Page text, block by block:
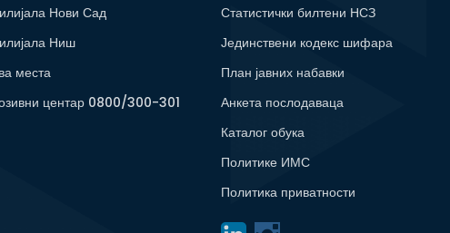
Нови Сад
Ниш
места
центар 0800/300-301
Статистички билтени НСЗ
Јединствени кодекс шифара
План јавних набавки
Анкета послодаваца
Каталог обука
Политике ИМС
Политика приватности